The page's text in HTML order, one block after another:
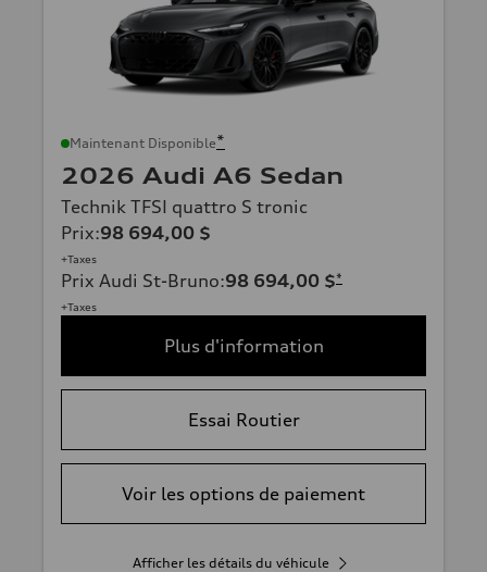
Maintenant Disponible*
2026 Audi A6 Sedan
Technik TFSI quattro S tronic
Prix:98 694,00 $
+Taxes
Prix Audi St-Bruno:98 694,00 $*
+Taxes
Plus d'information
Essai Routier
Voir les options de paiement
Afficher les détails du véhicule